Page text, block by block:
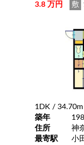
3.8 万円 敷
1DK / 34.70m
築年
住所
神
最寄駅
小